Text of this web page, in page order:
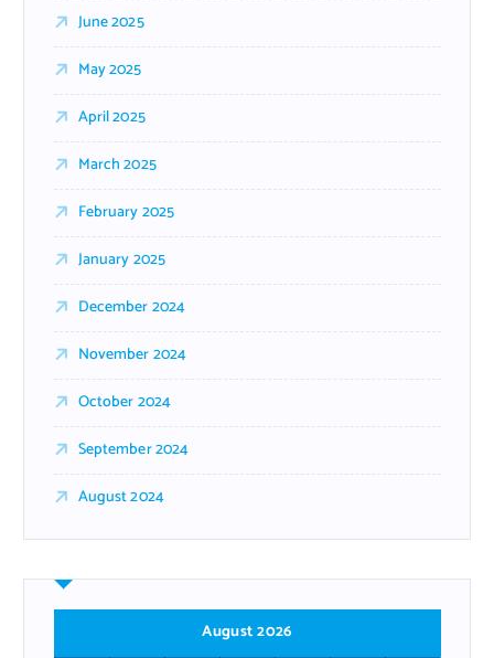
June 2025
May 2025
April 2025
March 2025
February 2025
January 2025
December 2024
November 2024
October 2024
September 2024
August 2024
August 2026